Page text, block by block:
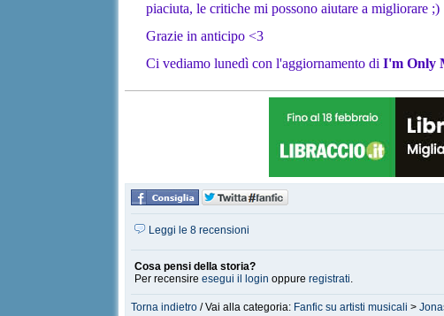
piaciuta, le critiche mi possono aiutare a migliorare ;)
Grazie in anticipo <3
Ci vediamo lunedì con l'aggiornamento diI'm Only
Leggi le 8 recensioni
Cosa pensi della storia?
Per recensireesegui il login oppureregistrati.
Torna indietro / Vai alla categoria: Fanfic su artisti musicali >